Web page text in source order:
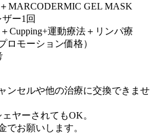
MARCODERMIC GEL MASK
ー1回
Cupping+運動療法＋リンパ療
ーション価格）
ンセルや他の治療に交換できませ
ヤーされてもOK。
でお願いします。